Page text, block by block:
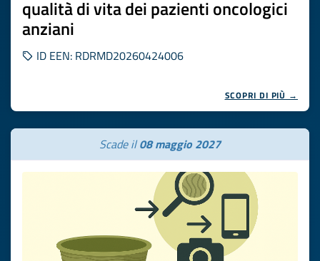
qualità di vita dei pazienti oncologici
anziani
ID EEN: RDRMD20260424006
SCOPRI DI PIÙ →
Scade il08 maggio 2027